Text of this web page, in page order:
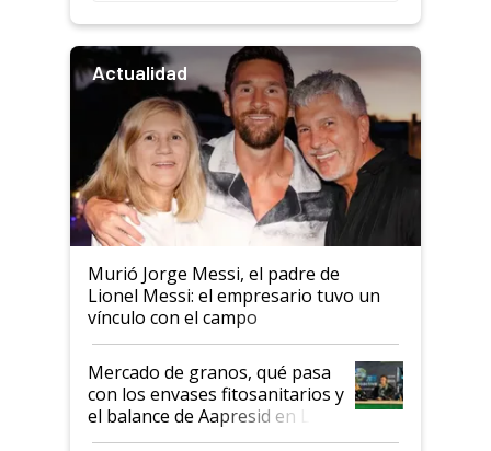
Actualidad
Murió Jorge Messi, el padre de
Lionel Messi: el empresario tuvo un
vínculo con el campo
Mercado de granos, qué pasa
con los envases fitosanitarios y
el balance de Aapresid en La
Posta